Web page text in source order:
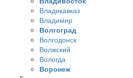
Владикавказ
Владимир
Волгоград
Волгодонск
Волжский
Вологда
Воронеж